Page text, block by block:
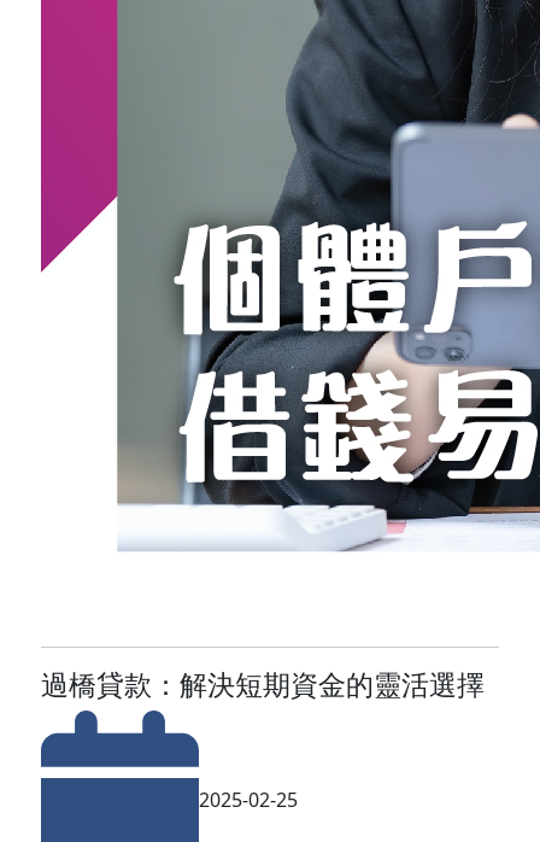
過橋貸款：解決短期資金的靈活選擇
2025-02-25